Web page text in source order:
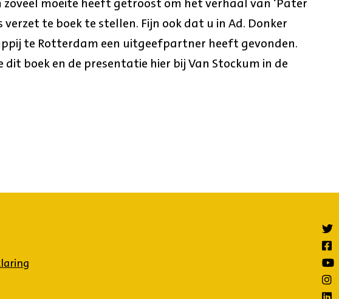
moeite heeft getroost om het verhaal van ‘Pater
verzet te boek te stellen. Fijn ook dat u in Ad. Donker
te Rotterdam een uitgeefpartner heeft gevonden.
boek en de presentatie hier bij Van Stockum in de